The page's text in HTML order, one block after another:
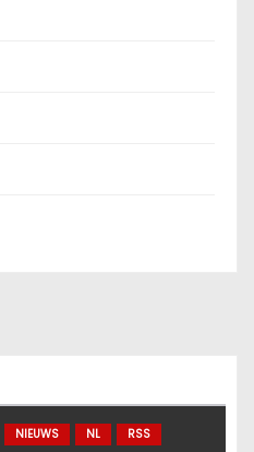
NIEUWS NL
RSS